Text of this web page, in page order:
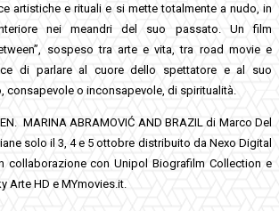
artistiche e rituali e si mette totalmente a nudo, in
nei meandri del suo passato. Un film
sospeso tra arte e vita, tra road movie e
di parlare al cuore dello spettatore e al suo
consapevole o inconsapevole, di spiritualità.
MARINA ABRAMOVIĆ AND BRAZIL di Marco Del
solo il 3, 4 e 5 ottobre distribuito da Nexo Digital
collaborazione con Unipol Biografilm Collection e
Arte HD e MYmovies.it.